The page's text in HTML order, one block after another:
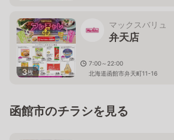
3枚
マックスバリュ
弁天店
7:00～22:00
北海道函館市弁天町11-16
函館市のチラシを見る